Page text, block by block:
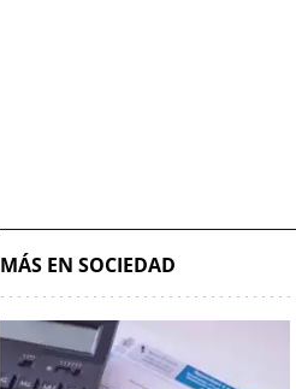
MÁS EN SOCIEDAD